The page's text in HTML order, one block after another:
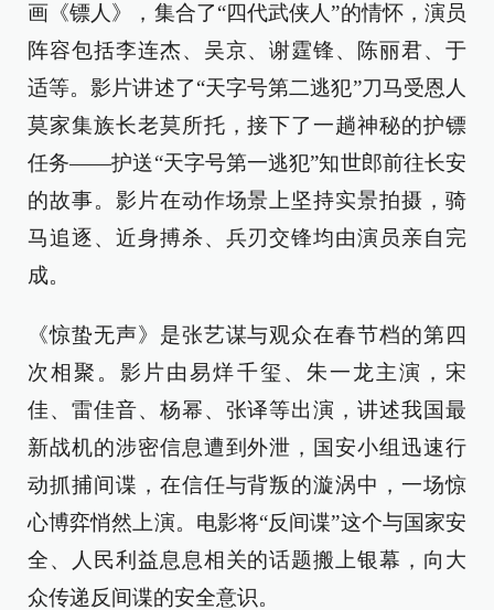
画《镖人》，集合了“四代武侠人”的情怀，演员
阵容包括李连杰、吴京、谢霆锋、陈丽君、于
适等。影片讲述了“天字号第二逃犯”刀马受恩人
莫家集族长老莫所托，接下了一趟神秘的护镖
任务——护送“天字号第一逃犯”知世郎前往长安
的故事。影片在动作场景上坚持实景拍摄，骑
马追逐、近身搏杀、兵刃交锋均由演员亲自完
成。
《惊蛰无声》是张艺谋与观众在春节档的第四
次相聚。影片由易烊千玺、朱一龙主演，宋
佳、雷佳音、杨幂、张译等出演，讲述我国最
新战机的涉密信息遭到外泄，国安小组迅速行
动抓捕间谍，在信任与背叛的漩涡中，一场惊
心博弈悄然上演。电影将“反间谍”这个与国家安
全、人民利益息息相关的话题搬上银幕，向大
众传递反间谍的安全意识。